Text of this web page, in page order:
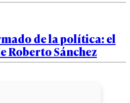
de la política: el
Roberto Sánchez